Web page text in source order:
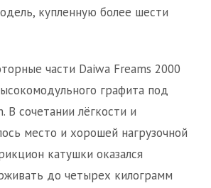
купленную более шести
части Daiwa Freams 2000
графита под
В сочетании лёгкости и
место и хорошей нагрузочной
катушки оказался
до четырех килограмм